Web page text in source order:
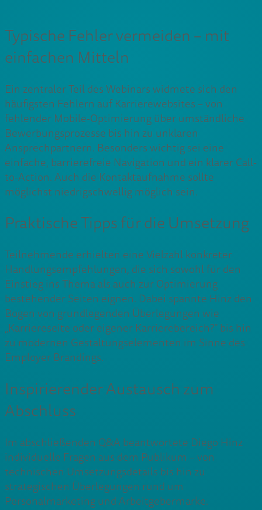
Typische Fehler vermeiden – mit
einfachen Mitteln
Ein zentraler Teil des Webinars widmete sich den
häufigsten Fehlern auf Karrierewebsites – von
fehlender Mobile-Optimierung über umständliche
Bewerbungsprozesse bis hin zu unklaren
Ansprechpartnern. Besonders wichtig sei eine
einfache, barrierefreie Navigation und ein klarer Call-
to-Action. Auch die Kontaktaufnahme sollte
möglichst niedrigschwellig möglich sein.
Praktische Tipps für die Umsetzung
Teilnehmende erhielten eine Vielzahl konkreter
Handlungsempfehlungen, die sich sowohl für den
Einstieg ins Thema als auch zur Optimierung
bestehender Seiten eignen. Dabei spannte Hinz den
Bogen von grundlegenden Überlegungen wie
„Karriereseite oder eigener Karrierebereich?“ bis hin
zu modernen Gestaltungselementen im Sinne des
Employer Brandings.
Inspirierender Austausch zum
Abschluss
Im abschließenden Q&A beantwortete Diego Hinz
individuelle Fragen aus dem Publikum – von
technischen Umsetzungsdetails bis hin zu
strategischen Überlegungen rund um
Personalmarketing und Arbeitgebermarke.